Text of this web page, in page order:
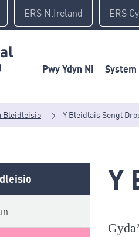
ERS N.Ireland ERS
Pwy Ydyn Ni
Bleidleisio > Y Bleidlais Sengl
Y